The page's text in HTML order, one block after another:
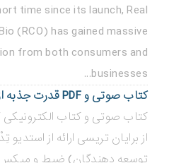
time since its launch, Real
(RCO) has gained massive
from both consumers and
businesses...
کتاب صوتی و PDF قدرت جذبه از برایان تریسی
از برایان تریسی ارائه از
توسعه دهندگان) ضبط و